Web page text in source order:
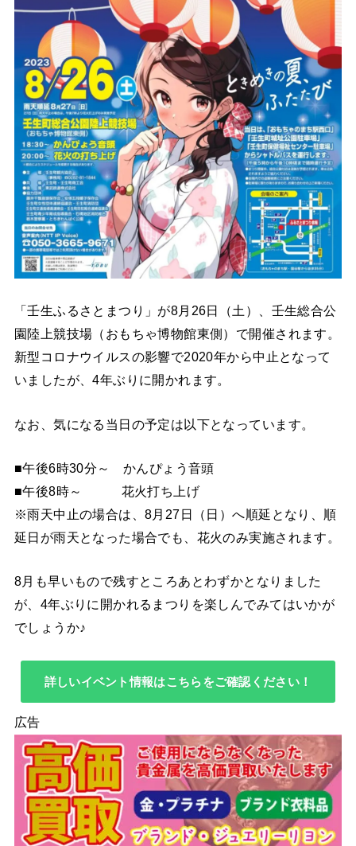
「壬生ふるさとまつり」が8月26日（土）、壬生総合公
園陸上競技場（おもちゃ博物館東側）で開催されます。
新型コロナウイルスの影響で2020年から中止となって
いましたが、4年ぶりに開かれます。
なお、気になる当日の予定は以下となっています。
■午後6時30分～ かんぴょう音頭
■午後8時～ 花火打ち上げ
※雨天中止の場合は、8月27日（日）へ順延となり、順
延日が雨天となった場合でも、花火のみ実施されます。
8月も早いもので残すところあとわずかとなりました
が、4年ぶりに開かれるまつりを楽しんでみてはいかが
でしょうか♪
詳しいイベント情報はこちらをご確認ください！
広告